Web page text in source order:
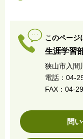
このページ
生涯学習
狭山市入間
電話：04-
FAX：04-
問